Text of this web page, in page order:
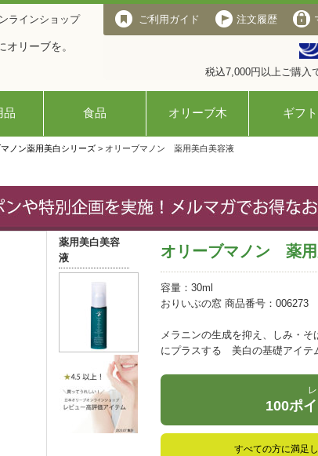
ラインショップ
オリーブを。
ご利用ガイド 注文履歴
税込7,000円以上ご購入
品 食品 オリーブ木 ギフト
ノン薬用美白シリーズ> オリーブマノン 薬用美白美容液
オリーブマノン 薬用
容量：30ml
おりいぶの窓 商品番号：006273
メラニンの生成を抑え、しみ・
にプラスする 美白の基礎アイテ
100ポ
すべての方に満足
薬用美白美容
液